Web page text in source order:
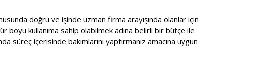
doğru ve işinde uzman firma arayışında olanlar için
boyu kullanıma sahip olabilmek adına belirli bir bütçe ile
süreç içerisinde bakımlarını yaptırmanız amacına uygun